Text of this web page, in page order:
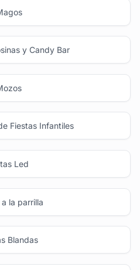
y Candy Bar
Fiestas Infantiles
Led
la parrilla
Blandas